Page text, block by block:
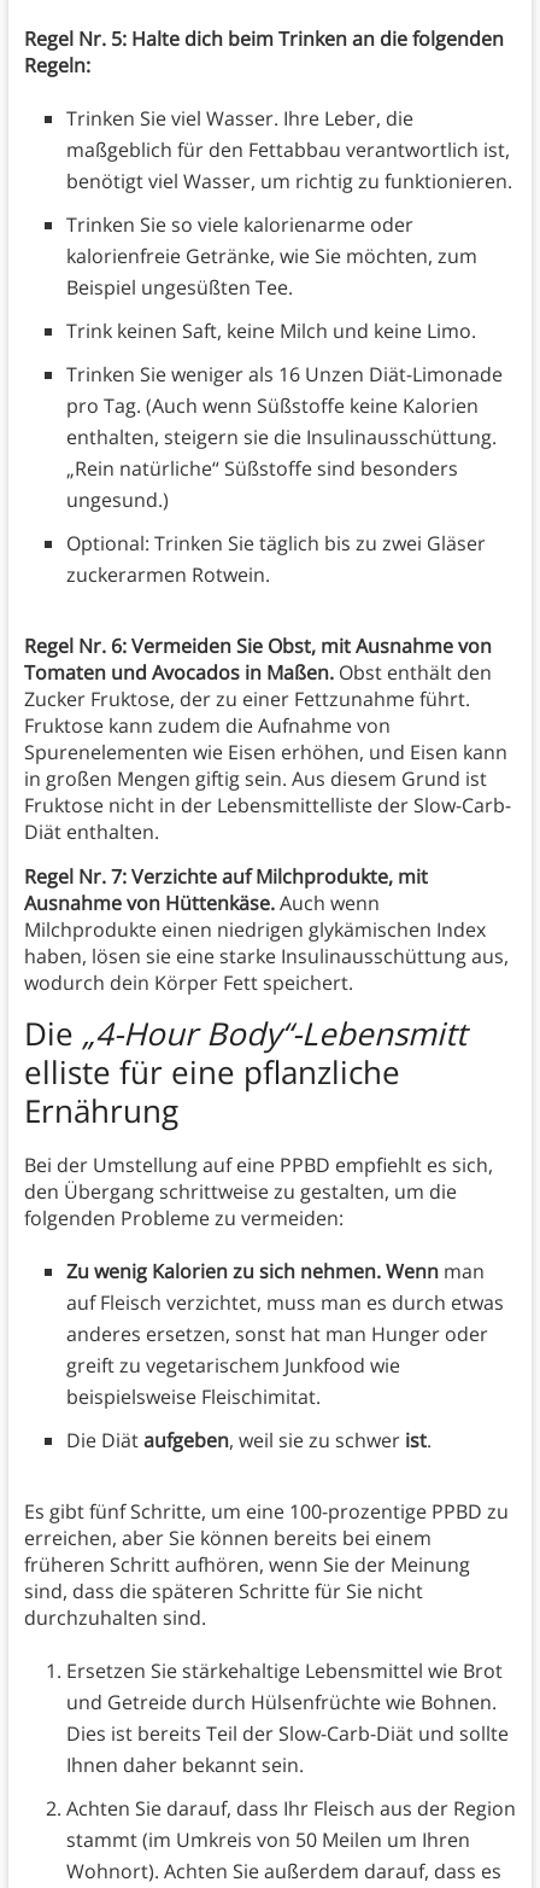
Regel Nr. 5: Halte dich beim Trinken an die folgenden
Regeln:
Trinken Sie viel Wasser. Ihre Leber, die
maßgeblich für den Fettabbau verantwortlich ist,
benötigt viel Wasser, um richtig zu funktionieren.
Trinken Sie so viele kalorienarme oder
kalorienfreie Getränke, wie Sie möchten, zum
Beispiel ungesüßten Tee.
Trink keinen Saft, keine Milch und keine Limo.
Trinken Sie weniger als 16 Unzen Diät-Limonade
pro Tag. (Auch wenn Süßstoffe keine Kalorien
enthalten, steigern sie die Insulinausschüttung.
„Rein natürliche“ Süßstoffe sind besonders
ungesund.)
Optional: Trinken Sie täglich bis zu zwei Gläser
zuckerarmen Rotwein.
Regel Nr. 6: Vermeiden Sie Obst, mit Ausnahme von
Tomaten und Avocados in Maßen.Obst enthält den
Zucker Fruktose, der zu einer Fettzunahme führt.
Fruktose kann zudem die Aufnahme von
Spurenelementen wie Eisen erhöhen, und Eisen kann
in großen Mengen giftig sein. Aus diesem Grund ist
Fruktose nicht in der Lebensmittelliste der Slow-Carb-
Diät enthalten.
Regel Nr. 7: Verzichte auf Milchprodukte, mit
Ausnahme von Hüttenkäse.Auch wenn
Milchprodukte einen niedrigen glykämischen Index
haben, lösen sie eine starke Insulinausschüttung aus,
wodurch dein Körper Fett speichert.
Die „4-Hour Body“-Lebensmitt
elliste für eine pflanzliche
Ernährung
Bei der Umstellung auf eine PPBD empfiehlt es sich,
den Übergang schrittweise zu gestalten, um die
folgenden Probleme zu vermeiden:
Zu wenig Kalorien zu sich nehmen. Wenn man
auf Fleisch verzichtet, muss man es durch etwas
anderes ersetzen, sonst hat man Hunger oder
greift zu vegetarischem Junkfood wie
beispielsweise Fleischimitat.
Die Diätaufgeben, weil sie zu schwer ist.
Es gibt fünf Schritte, um eine 100-prozentige PPBD zu
erreichen, aber Sie können bereits bei einem
früheren Schritt aufhören, wenn Sie der Meinung
sind, dass die späteren Schritte für Sie nicht
durchzuhalten sind.
Ersetzen Sie stärkehaltige Lebensmittel wie Brot
und Getreide durch Hülsenfrüchte wie Bohnen.
Dies ist bereits Teil der Slow-Carb-Diät und sollte
Ihnen daher bekannt sein.
Achten Sie darauf, dass Ihr Fleisch aus der Region
stammt (im Umkreis von 50 Meilen um Ihren
Wohnort). Achten Sie außerdem darauf, dass es